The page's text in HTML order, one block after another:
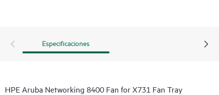
Especificaciones
HPE Aruba Networking 8400 Fan for X731 Fan Tray